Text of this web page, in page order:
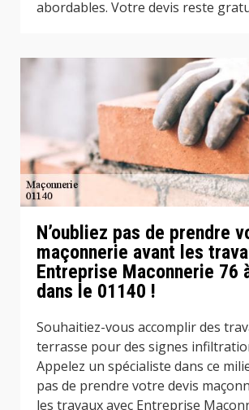
abordables. Votre devis reste
N’oubliez pas de prendre
maçonnerie avant les
Entreprise Maconnerie 76
dans le 01140 !
Souhaitiez-vous accomplir des
terrasse pour des signes
Appelez un spécialiste dans ce
pas de prendre votre devis
les travaux avec Entreprise